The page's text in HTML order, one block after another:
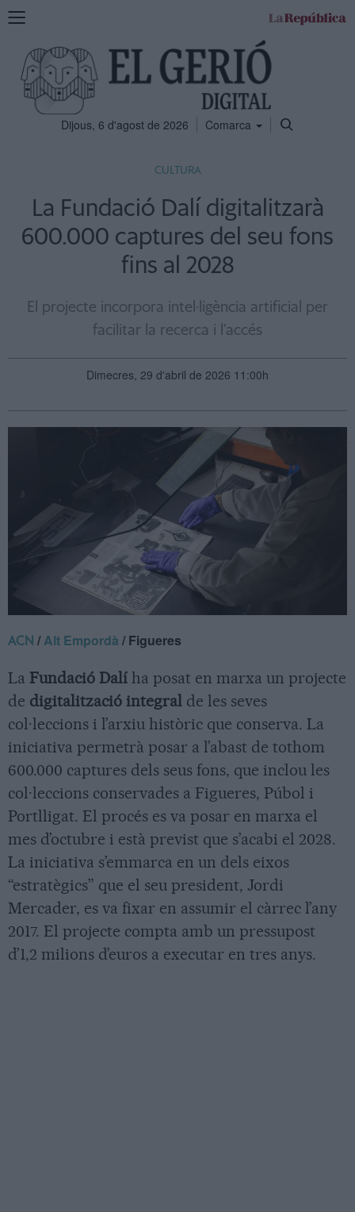
Mostra
navegació
Dijous, 6 d'agost de 2026 Comarca
CULTURA
La Fundació Dalí digitalitzarà
600.000 captures del seu fons
fins al 2028
El projecte incorpora intel·ligència artificial per
facilitar la recerca i l’accés
Dimecres, 29 d'abril de 2026 11:00h
ACN /Alt Empordà / Figueres
La Fundació Dalí ha posat en marxa un projecte
de digitalització integral de les seves
col·leccions i l’arxiu històric que conserva. La
iniciativa permetrà posar a l’abast de tothom
600.000 captures dels seus fons, que inclou les
col·leccions conservades a Figueres, Púbol i
Portlligat. El procés es va posar en marxa el
mes d’octubre i està previst que s’acabi el 2028.
La iniciativa s’emmarca en un dels eixos
“estratègics” que el seu president, Jordi
Mercader, es va fixar en assumir el càrrec l’any
2017. El projecte compta amb un pressupost
d’1,2 milions d’euros a executar en tres anys.